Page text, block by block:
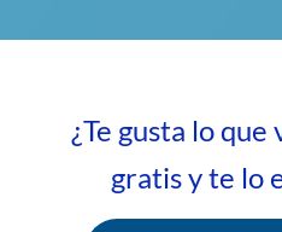
¿Te gusta lo
gratis y te lo